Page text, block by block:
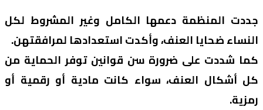
جددت المنظمة دعمها الكامل وغير المشروط لكل
النساء ضحايا العنف، وأكدت استعدادها لمرافقتهن.
كما شددت على ضرورة سن قوانين توفر الحماية من
كل أشكال العنف، سواء كانت مادية أو رقمية أو
رمزية.